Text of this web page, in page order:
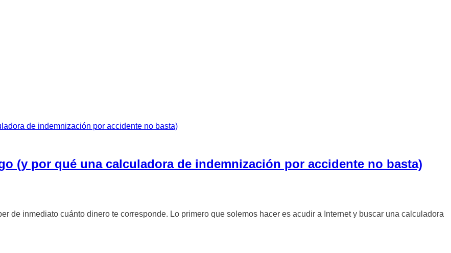
(y por qué una calculadora de indemnización por accidente no basta)
de inmediato cuánto dinero te corresponde. Lo primero que solemos hacer es acudir a Internet y buscar una calculadora